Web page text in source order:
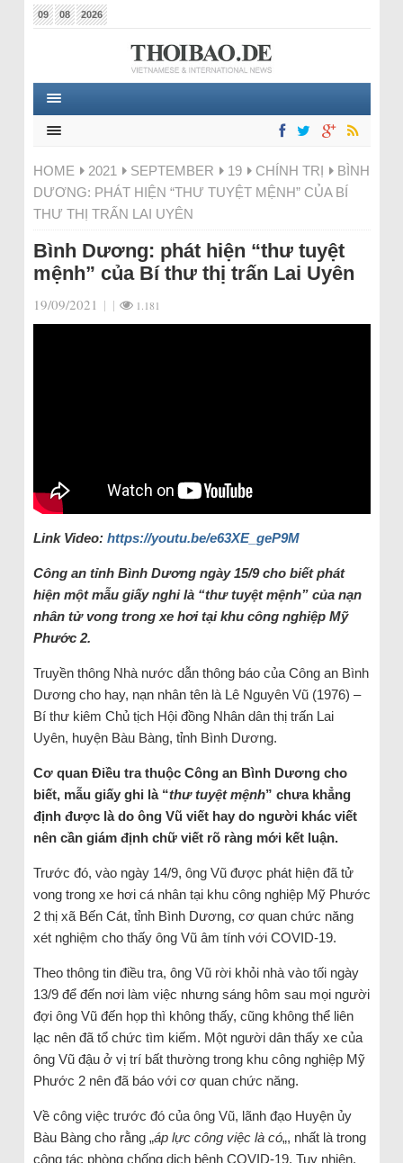
09 08 2026
HOME 2021 SEPTEMBER 19 CHÍNH TRỊ
BÌNH
DƯƠNG: PHÁT HIỆN “THƯ TUYỆT MỆNH” CỦA BÍ
THƯ THỊ TRẤN LAI UYÊN
Bình Dương: phát hiện “thư tuyệt
mệnh” của Bí thư thị trấn Lai Uyên
19/09/2021 | | 1.181
Link Video: https://youtu.be/e63XE_geP9M
Công an tỉnh Bình Dương ngày 15/9 cho biết phát
hiện một mẫu giấy nghi là “thư tuyệt mệnh” của nạn
nhân tử vong trong xe hơi tại khu công nghiệp Mỹ
Phước 2.
Truyền thông Nhà nước dẫn thông báo của Công an Bình
Dương cho hay, nạn nhân tên là Lê Nguyên Vũ (1976) –
Bí thư kiêm Chủ tịch Hội đồng Nhân dân thị trấn Lai
Uyên, huyện Bàu Bàng, tỉnh Bình Dương.
Cơ quan Điều tra thuộc Công an Bình Dương cho
biết, mẫu giấy ghi là “thư tuyệt mệnh” chưa khẳng
định được là do ông Vũ viết hay do người khác viết
nên cần giám định chữ viết rõ ràng mới kết luận.
Trước đó, vào ngày 14/9, ông Vũ được phát hiện đã tử
vong trong xe hơi cá nhân tại khu công nghiệp Mỹ Phước
2 thị xã Bến Cát, tỉnh Bình Dương, cơ quan chức năng
xét nghiệm cho thấy ông Vũ âm tính với COVID-19.
Theo thông tin điều tra, ông Vũ rời khỏi nhà vào tối ngày
13/9 để đến nơi làm việc nhưng sáng hôm sau mọi người
đợi ông Vũ đến họp thì không thấy, cũng không thể liên
lạc nên đã tổ chức tìm kiếm. Một người dân thấy xe của
ông Vũ đậu ở vị trí bất thường trong khu công nghiệp Mỹ
Phước 2 nên đã báo với cơ quan chức năng.
Về công việc trước đó của ông Vũ, lãnh đạo Huyện ủy
Bàu Bàng cho rằng „áp lực công việc là có„, nhất là trong
công tác phòng chống dịch bệnh COVID-19. Tuy nhiên,